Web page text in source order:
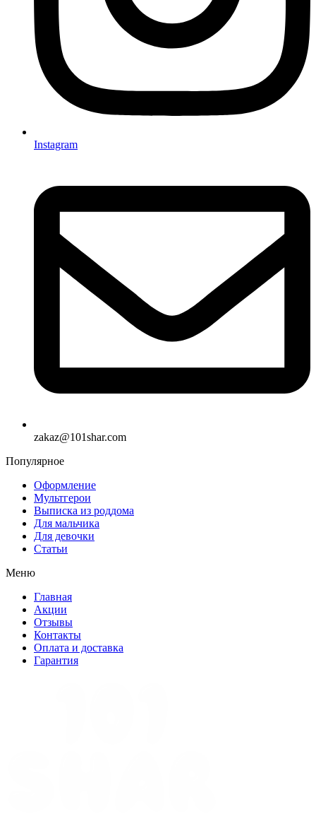
Instagram
zakaz@101shar.com
Популярное
Оформление
Мультгерои
Выписка из роддома
Для мальчика
Для девочки
Статьи
Меню
Главная
Акции
Отзывы
Контакты
Оплата и доставка
Гарантия